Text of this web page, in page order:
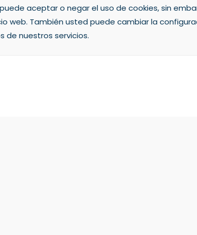
aceptar o negar el uso de cookies, sin
También usted puede cambiar la
de nuestros servicios.